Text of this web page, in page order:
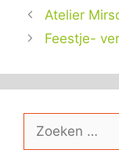
Atelier
Feestje-
naar: